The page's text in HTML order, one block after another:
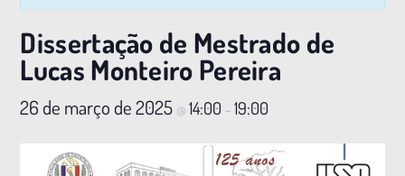
Dissertação de Mestrado de
Lucas Monteiro Pereira
26 de março de 2025 @14:00 –19:00